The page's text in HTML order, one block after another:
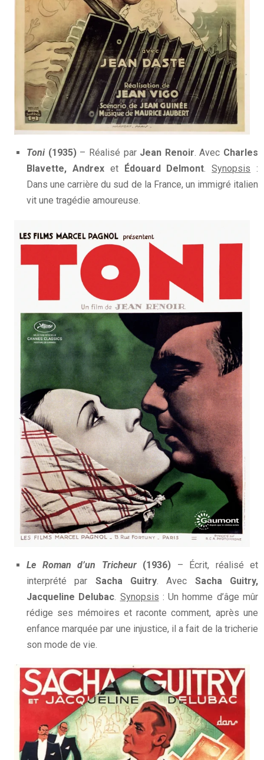
Toni(1935)– Réalisé par Jean Renoir. Avec Charles
Blavette, Andrexet Édouard Delmont.Synopsis :
Dans une carrière du sud de la France, un immigré italien
vit une tragédie amoureuse.
Le Roman d’un Tricheur(1936) – Écrit, réalisé et
interprété par Sacha Guitry. Avec Sacha Guitry,
Jacqueline Delubac. Synopsis : Un homme d’âge mûr
rédige ses mémoires et raconte comment, après une
enfance marquée par une injustice, il a fait de la tricherie
son mode de vie.